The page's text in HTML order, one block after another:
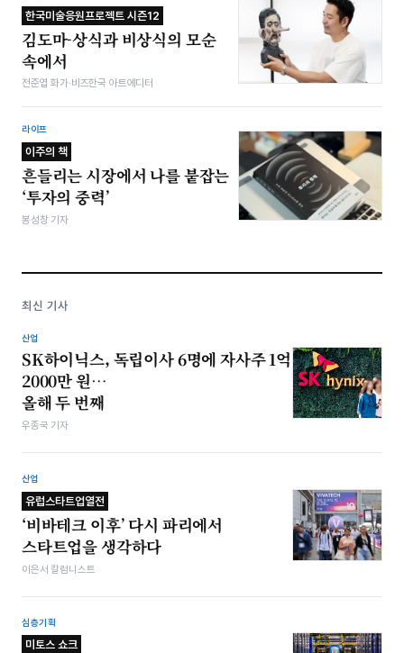
한국미술응원프로젝트 시즌12
김도마-상식과 비상식의 모순
속에서
전준엽 화가·비즈한국 아트에디터
라이프
이주의 책
흔들리는 시장에서 나를 붙잡는
‘투자의 중력’
봉성창 기자
최신 기사
산업
SK하이닉스, 독립이사 6명에 자사주 1억
2000만 원…
올해 두 번째
우종국 기자
산업
유럽스타트업열전
‘비바테크 이후’ 다시 파리에서
스타트업을 생각하다
이은서 칼럼니스트
심층기획
미토스 쇼크